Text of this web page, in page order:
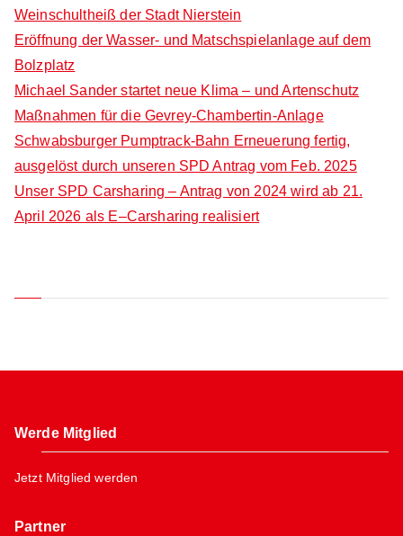
Weinschultheiß der Stadt Nierstein
Eröffnung der Wasser- und Matschspielanlage auf dem
Bolzplatz
Michael Sander startet neue Klima – und Artenschutz
Maßnahmen für die Gevrey-Chambertin-Anlage
Schwabsburger Pumptrack-Bahn Erneuerung fertig,
ausgelöst durch unseren SPD Antrag vom Feb. 2025
Unser SPD Carsharing – Antrag von 2024 wird ab 21.
April 2026 als E–Carsharing realisiert
Werde Mitglied
Jetzt Mitglied werden
Partner